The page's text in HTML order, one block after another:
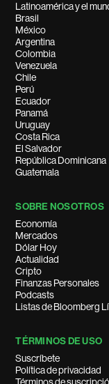
Latinoamérica y el
Brasil
México
Argentina
Colombia
Venezuela
Chile
Perú
Ecuador
Panamá
Uruguay
Costa Rica
El Salvador
República Dominicana
Guatemala
SOBRE NOSOTROS
Economía
Mercados
Dólar Hoy
Actualidad
Cripto
Finanzas Personales
Podcasts
Listas de Bloomberg
TÉRMINOS DE USO
Suscríbete
Política de privacidad